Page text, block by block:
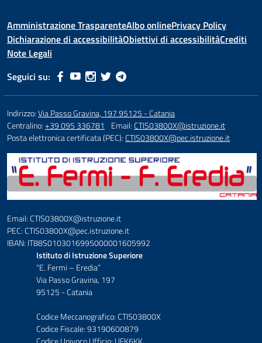
Amministrazione TrasparenteAlbo onlinePrivacy Policy
Dichiarazione di accessibilitàObiettivi di accessibilitàCrediti
Note Legali
Seguici su:
Indirizzo:Via Passo Gravina, 197 95125 - Catania
Centralino:+39 095 336781 Email:CTIS03800X@istruzione.it
Posta elettronica certificata (PEC):CTIS03800X@pec.istruzione.it
Email: CTIS03800X@istruzione.it
PEC: CTIS03800X@pec.istruzione.it
IBAN: IT88S0103016995000001605992
Istituto di Istruzione Superiore
“E. Fermi – Eredia”
Via Passo Gravina, 197
95125 - Catania
Codice Meccanografico: CTIS03800X
Codice Fiscale: 93190600879